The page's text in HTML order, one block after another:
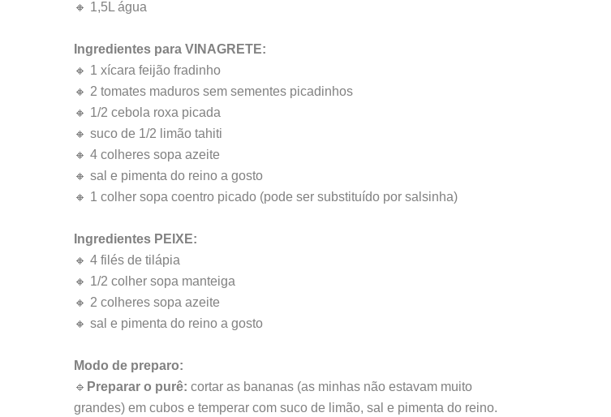
🔸 1,5L água
Ingredientes para VINAGRETE:
🔸 1 xícara feijão fradinho
🔸 2 tomates maduros sem sementes picadinhos
🔸 1/2 cebola roxa picada
🔸 suco de 1/2 limão tahiti
🔸 4 colheres sopa azeite
🔸 sal e pimenta do reino a gosto
🔸 1 colher sopa coentro picado (pode ser substituído por salsinha)
Ingredientes PEIXE:
🔸 4 filés de tilápia
🔸 1/2 colher sopa manteiga
🔸 2 colheres sopa azeite
🔸 sal e pimenta do reino a gosto
Modo de preparo:
🔹 Preparar o purê: cortar as bananas (as minhas não estavam muito
grandes) em cubos e temperar com suco de limão, sal e pimenta do reino.